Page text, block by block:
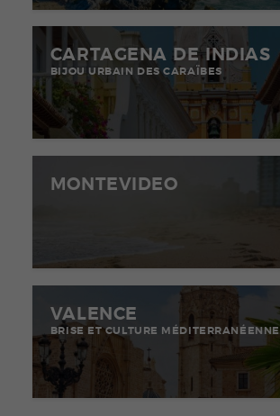
CARTAGENA DE INDIAS
BIJOU URBAIN DES CARAÏBES
MONTEVIDEO
VALENCE
BRISE ET CULTURE MÉDITERRANÉENNE